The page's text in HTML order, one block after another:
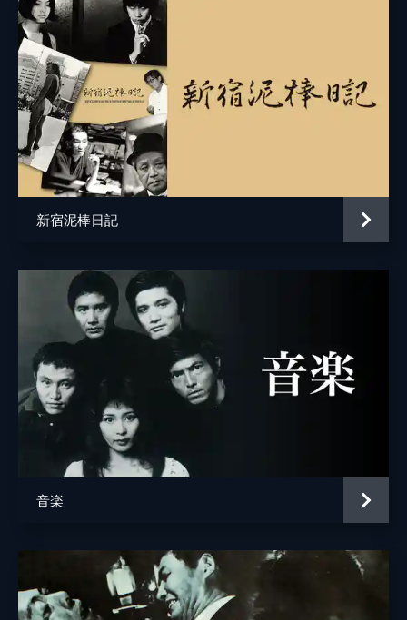
音楽
製作
新宿泥棒日記
音楽